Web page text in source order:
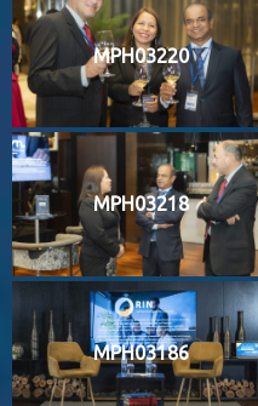
MPH03220
MPH03218
MPH03186